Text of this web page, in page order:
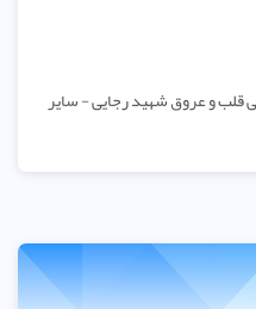
قلب و عروق شهید رجایی - سایر